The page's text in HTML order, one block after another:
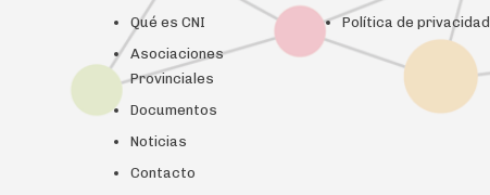
Qué es CNI
Asociaciones
Provinciales
Documentos
Noticias
Contacto
Política de privacidad